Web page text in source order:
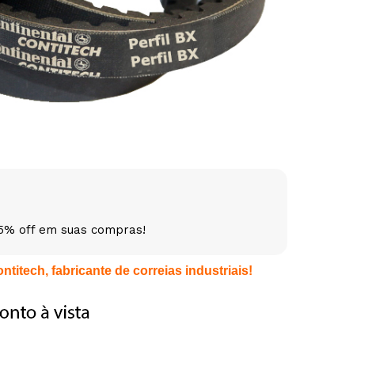
5V
B BX
off em suas compras!
fabricante de correias industriais!